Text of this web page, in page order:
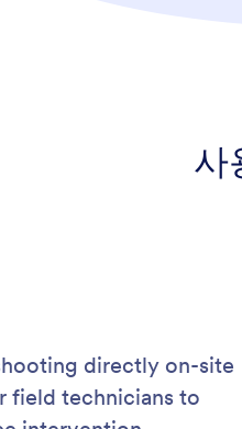
사
directly on-site
field technicians to